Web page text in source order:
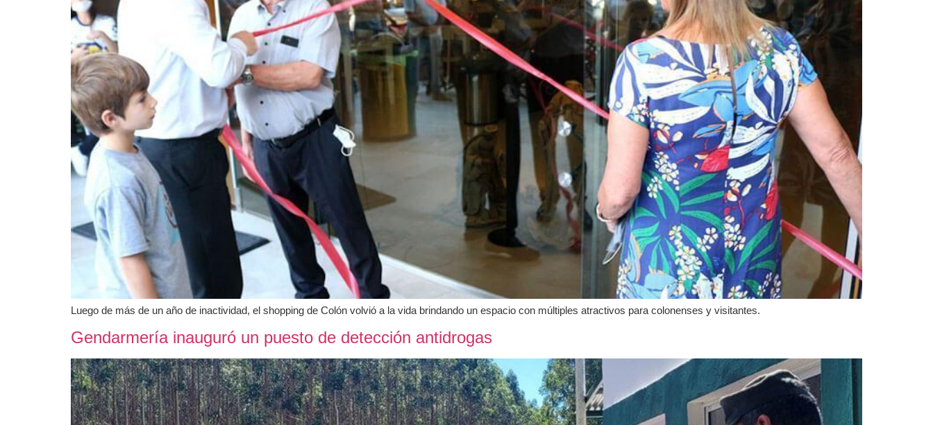
Luego de más de un año de inactividad, el shopping de Colón volvió a la vida brindando un espacio con múltiples atractivos para colonenses y visitantes.
Gendarmería inauguró un puesto de detección antidrogas